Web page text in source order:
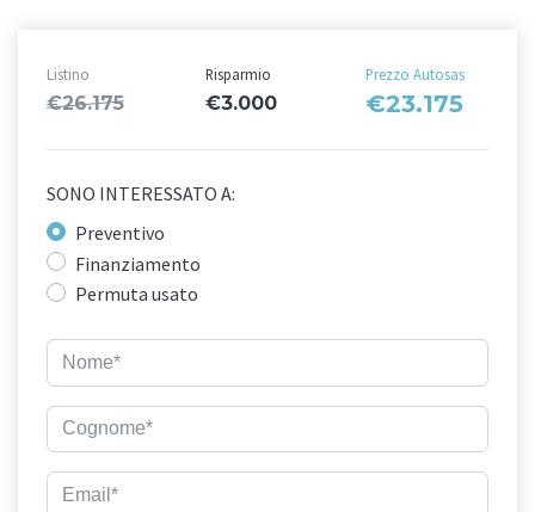
Listino
€26.175
Risparmio
€3.000
Prezzo Autosas
€23.175
SONO INTERESSATO A:
Preventivo
Finanziamento
Permuta usato